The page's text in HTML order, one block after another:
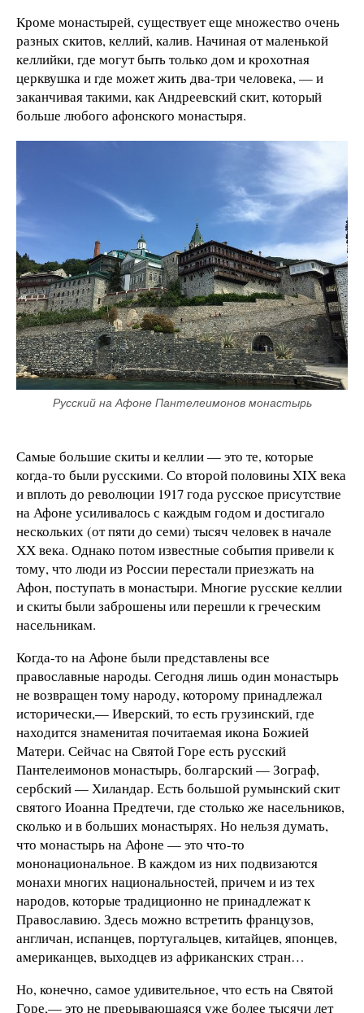
Кроме монастырей, существует еще множество очень
разных скитов, келлий, калив. Начиная от маленькой
келлийки, где могут быть только дом и крохотная
церквушка и где может жить два-три человека, — и
заканчивая такими, как Андреевский скит, который
больше любого афонского монастыря.
Русский на Афоне Пантелеимонов монастырь
Самые большие скиты и келлии — это те, которые
когда-то были русскими. Со второй половины XIX века
и вплоть до революции 1917 года русское присутствие
на Афоне усиливалось с каждым годом и достигало
нескольких (от пяти до семи) тысяч человек в начале
ХХ века. Однако потом известные события привели к
тому, что люди из России перестали приезжать на
Афон, поступать в монастыри. Многие русские келлии
и скиты были заброшены или перешли к греческим
насельникам.
Когда-то на Афоне были представлены все
православные народы. Сегодня лишь один монастырь
не возвращен тому народу, которому принадлежал
исторически,— Иверский, то есть грузинский, где
находится знаменитая почитаемая икона Божией
Матери. Сейчас на Святой Горе есть русский
Пантелеимонов монастырь, болгарский — Зограф,
сербский — Хиландар. Есть большой румынский скит
святого Иоанна Предтечи, где столько же насельников,
сколько и в больших монастырях. Но нельзя думать,
что монастырь на Афоне — это что-то
мононациональное. В каждом из них подвизаются
монахи многих национальностей, причем и из тех
народов, которые традиционно не принадлежат к
Православию. Здесь можно встретить французов,
англичан, испанцев, португальцев, китайцев, японцев,
американцев, выходцев из африканских стран…
Но, конечно, самое удивительное, что есть на Святой
Горе,— это не прерывающаяся уже более тысячи лет